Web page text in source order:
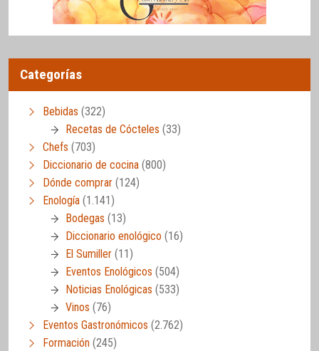
Categorías
Bebidas (322)
Recetas de Cócteles (33)
Chefs (703)
Diccionario de cocina (800)
Dónde comprar (124)
Enología (1.141)
Bodegas (13)
Diccionario enológico (16)
El Sumiller (11)
Eventos Enológicos (504)
Noticias Enológicas (533)
Vinos (76)
Eventos Gastronómicos (2.762)
Formación (245)